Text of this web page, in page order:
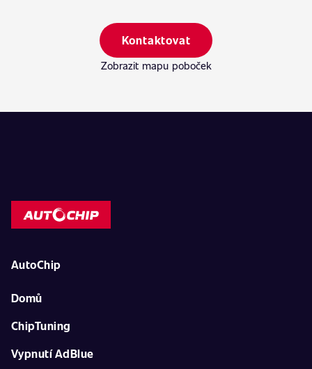
Kontaktovat
Zobrazit mapu poboček
AutoChip
Domů
ChipTuning
Vypnutí AdBlue